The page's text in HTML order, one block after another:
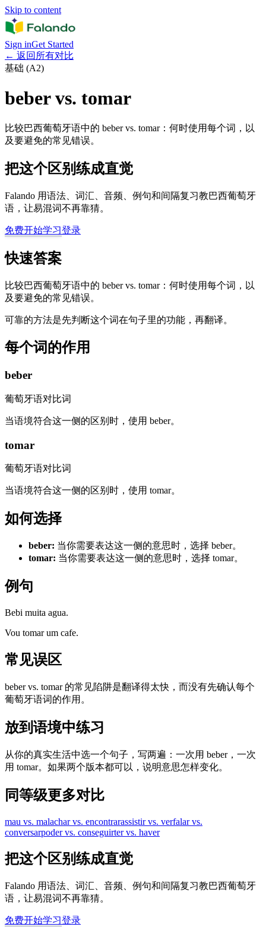
Skip to content
Sign inGet Started
← 返回所有对比
基础 (A2)
beber vs. tomar
比较巴西葡萄牙语中的 beber vs. tomar：何时使用每个词，以
及要避免的常见错误。
把这个区别练成直觉
Falando 用语法、词汇、音频、例句和间隔复习教巴西葡萄牙
语，让易混词不再靠猜。
免费开始学习登录
快速答案
比较巴西葡萄牙语中的 beber vs. tomar：何时使用每个词，以
及要避免的常见错误。
可靠的方法是先判断这个词在句子里的功能，再翻译。
每个词的作用
beber
葡萄牙语对比词
当语境符合这一侧的区别时，使用 beber。
tomar
葡萄牙语对比词
当语境符合这一侧的区别时，使用 tomar。
如何选择
beber: 当你需要表达这一侧的意思时，选择 beber。
tomar: 当你需要表达这一侧的意思时，选择 tomar。
例句
Bebi muita agua.
Vou tomar um cafe.
常见误区
beber vs. tomar 的常见陷阱是翻译得太快，而没有先确认每个
葡萄牙语词的作用。
放到语境中练习
从你的真实生活中选一个句子，写两遍：一次用 beber，一次
用 tomar。如果两个版本都可以，说明意思怎样变化。
同等级更多对比
mau vs. malachar vs. encontrarassistir vs. verfalar vs.
conversarpoder vs. conseguirter vs. haver
把这个区别练成直觉
Falando 用语法、词汇、音频、例句和间隔复习教巴西葡萄牙
语，让易混词不再靠猜。
免费开始学习登录